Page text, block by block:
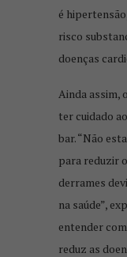
é
risco
doenças
Ainda assim,
ter cuidado
bar. “Não
para reduzir
derrames
na saúde”,
entender
reduz as